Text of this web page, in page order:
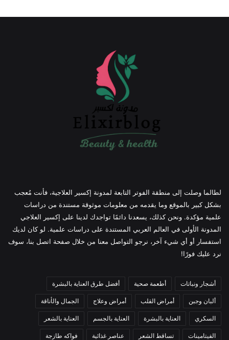
لطالما وصلت إلى منطقة الفوتر التابعة لمدونة إكسير العلاجية، فأنت مُعجب
بشكل كبير بالموقع وما يقدمه من معلومات موثوقة مستندة من دراسات
علمية مؤكدة. ونحن كذلك، يسعدنا دائمًا تواجدك لدينا على إكسير العلاجي
المدونة الأولى في العالم العربي المستندة على دراسات علمية. لو كان لديك
استفسار أو أي شيء آخر، نرجو التواصل معنا من خلال صفحة اتصل بنا، سوف
نرد عليك فورًا!
أشجار ونباتات أطعمة صحية أفضل طرق العناية بالبشرة
ألبان وجبن أمراض القلب أمراض وعلاج الجمال والأناقة
السكري العناية بالبشرة العناية بالجسم العناية بالشعر
الفيتامينات تساقط الشعر عناصر غذائية فواكه طازجة